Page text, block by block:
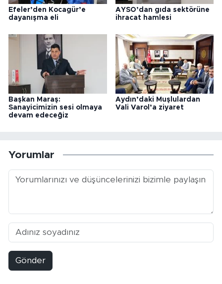
Efeler’den Kocagür’e
dayanışma eli
AYSO’dan gıda sektörüne
ihracat hamlesi
Başkan Maraş:
Sanayicimizin sesi olmaya
devam edeceğiz
Aydın’daki Muşlulardan
Vali Varol’a ziyaret
Yorumlar
Gönder